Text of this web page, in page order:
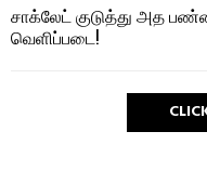
சாக்லேட் குடுத்து அத
வெளிப்படை!